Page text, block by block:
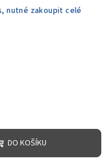
nutné zakoupit celé
DO KOŠÍKU